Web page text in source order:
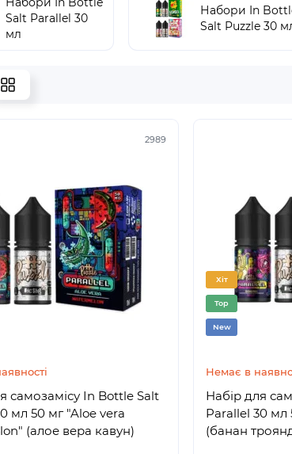
Salt Parallel 30
мл
Набори In
Salt Puzzle 30
2989
самозамісу In Bottle Salt
мл 50 мг "Aloe vera
(алое вeра кавун)
Хіт
Top
New
Немає в
Набір для
Parallel 30 мл
(банан